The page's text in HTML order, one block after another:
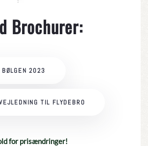
Brochurer:
BØLGEN 2023
TIL FLYDEBRO
for prisændringer!